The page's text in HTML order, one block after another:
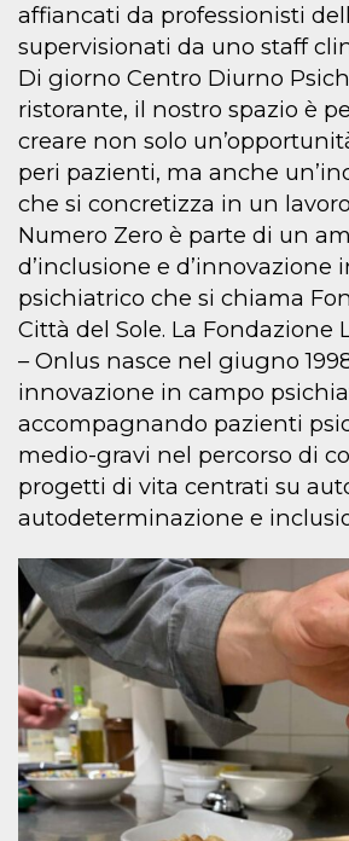
affiancati da professionisti
supervisionati da uno staff
Di giorno Centro Diurno
ristorante, il nostro spazio è
creare non solo
peri pazienti, ma anche
che si concretizza in un
Numero Zero è parte di un
d’inclusione e d’innovazione
psichiatrico che si chiama
Città del Sole. La Fondazione
– Onlus nasce nel giugno
innovazione in campo
accompagnando pazienti
medio-gravi nel percorso di
progetti di vita centrati su
autodeterminazione e